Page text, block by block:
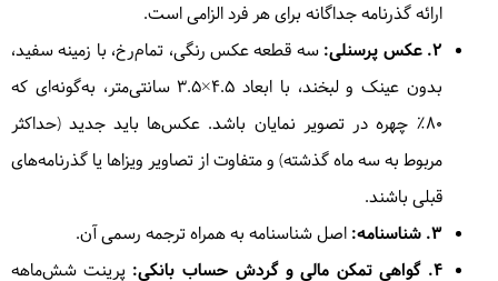
ارائه گذرنامه جداگانه برای هر فرد الزامی است.
۲. عکس پرسنلی:
سه قطعه عکس رنگی، تمام‌رخ، با زمینه سفید،
بدون عینک و لبخند، با ابعاد ۴.۵×۳.۵ سانتی‌متر، به‌گونه‌ای که
۸۰٪ چهره در تصویر نمایان باشد. عکس‌ها باید جدید (حداکثر
مربوط به سه ماه گذشته) و متفاوت از تصاویر ویزاها یا گذرنامه‌های
قبلی باشند.
۳. شناسنامه:
اصل شناسنامه به همراه ترجمه رسمی آن.
۴. گواهی تمکن مالی و گردش حساب بانکی:
پرینت شش‌ماهه